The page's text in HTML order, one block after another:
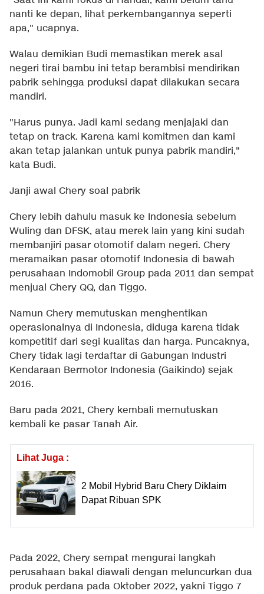
nanti ke depan, lihat perkembangannya seperti
apa," ucapnya.
Walau demikian Budi memastikan merek asal
negeri tirai bambu ini tetap berambisi mendirikan
pabrik sehingga produksi dapat dilakukan secara
mandiri.
"Harus punya. Jadi kami sedang menjajaki dan
tetap on track. Karena kami komitmen dan kami
akan tetap jalankan untuk punya pabrik mandiri,"
kata Budi.
Janji awal Chery soal pabrik
Chery lebih dahulu masuk ke Indonesia sebelum
Wuling dan DFSK, atau merek lain yang kini sudah
membanjiri pasar otomotif dalam negeri. Chery
meramaikan pasar otomotif Indonesia di bawah
perusahaan Indomobil Group pada 2011 dan sempat
menjual Chery QQ, dan Tiggo.
Namun Chery memutuskan menghentikan
operasionalnya di Indonesia, diduga karena tidak
kompetitif dari segi kualitas dan harga. Puncaknya,
Chery tidak lagi terdaftar di Gabungan Industri
Kendaraan Bermotor Indonesia (Gaikindo) sejak
2016.
Baru pada 2021, Chery kembali memutuskan
kembali ke pasar Tanah Air.
Lihat Juga :
2 Mobil Hybrid Baru Chery Diklaim
Dapat Ribuan SPK
Pada 2022, Chery sempat mengurai langkah
perusahaan bakal diawali dengan meluncurkan dua
produk perdana pada Oktober 2022, yakni Tiggo 7